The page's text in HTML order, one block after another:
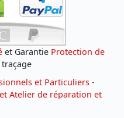
et Garantie Protection de
traçage
et Particuliers -
Atelier de réparation et